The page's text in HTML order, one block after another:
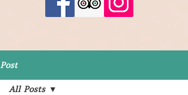
Post
All Posts